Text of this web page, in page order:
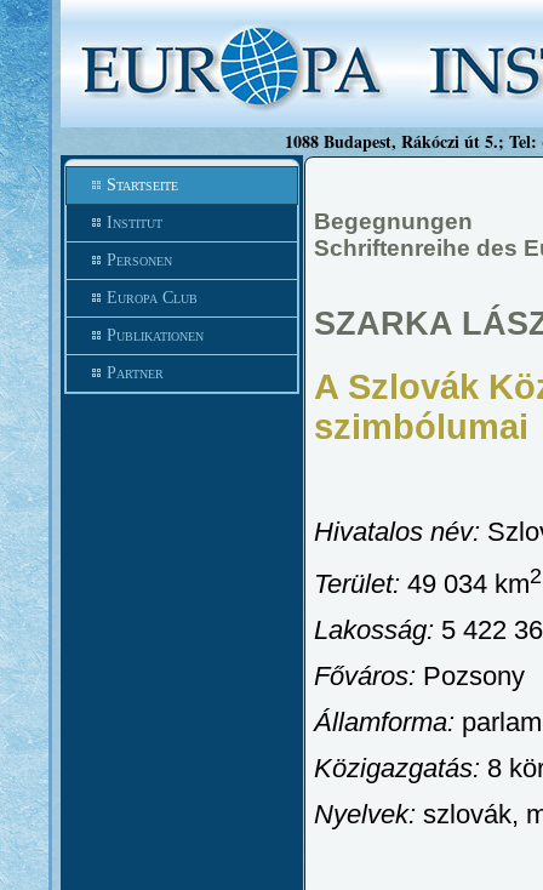
1088 Budapest, Rákóczi út 5.;
Startseite
Institut
Personen
Europa Club
Publikationen
Partner
Begegnungen
Schriftenreihe des
SZARKA
A Szlovák
szimbólumai
Hivatalos név:
Terület: 49 034 km2
Lakosság: 5 422
Főváros: Pozsony
Államforma:
Közigazgatás: 8
Nyelvek: szlovák,